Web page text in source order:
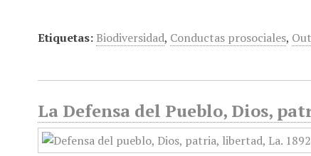
Etiquetas: Biodiversidad, Conductas prosociales,
La Defensa del Pueblo, Dios,